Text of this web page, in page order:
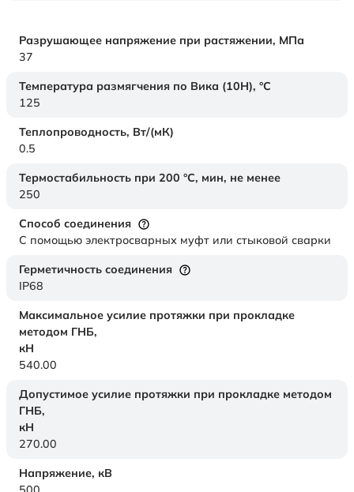
Разрушающее напряжение при растяжении, МПа
37
Температура размягчения по Вика (10Н), °C
125
Теплопроводность, Вт/(мК)
0.5
Термостабильность при 200 °С, мин, не менее
250
Способ соединения
С помощью электросварных муфт или стыковой сварки
Герметичность соединения
IP68
Максимальное усилие протяжки при прокладке
методом ГНБ,
кН
540.00
Допустимое усилие протяжки при прокладке методом
ГНБ,
кН
270.00
Напряжение, кВ